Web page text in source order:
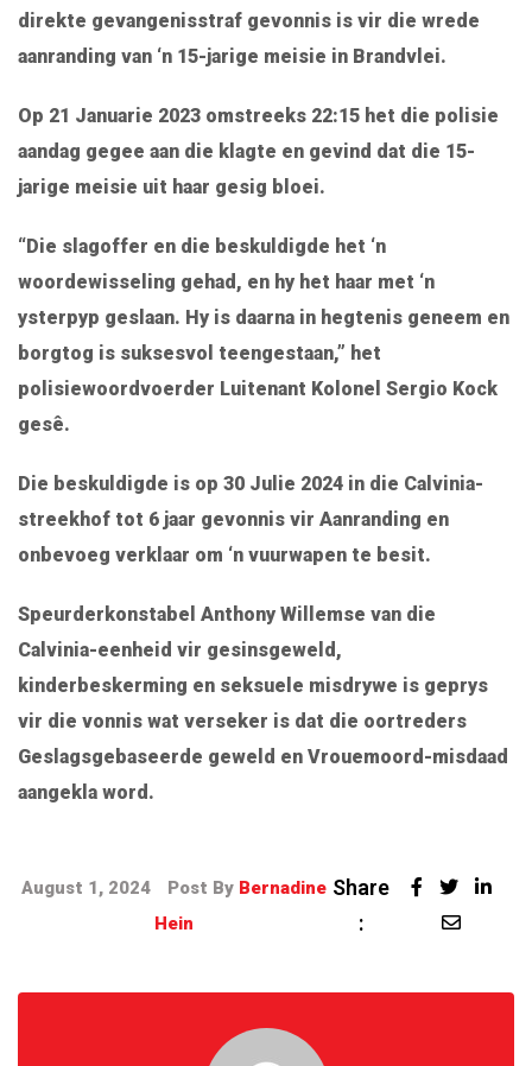
direkte gevangenisstraf gevonnis is vir die wrede
aanranding van ‘n 15-jarige meisie in Brandvlei.
Op 21 Januarie 2023 omstreeks 22:15 het die polisie
aandag gegee aan die klagte en gevind dat die 15-
jarige meisie uit haar gesig bloei.
“Die slagoffer en die beskuldigde het ‘n
woordewisseling gehad, en hy het haar met ‘n
ysterpyp geslaan. Hy is daarna in hegtenis geneem en
borgtog is suksesvol teengestaan,” het
polisiewoordvoerder Luitenant Kolonel Sergio Kock
gesê.
Die beskuldigde is op 30 Julie 2024 in die Calvinia-
streekhof tot 6 jaar gevonnis vir Aanranding en
onbevoeg verklaar om ‘n vuurwapen te besit.
Speurderkonstabel Anthony Willemse van die
Calvinia-eenheid vir gesinsgeweld,
kinderbeskerming en seksuele misdrywe is geprys
vir die vonnis wat verseker is dat die oortreders
Geslagsgebaseerde geweld en Vrouemoord-misdaad
aangekla word.
August 1, 2024 Post By Bernadine
Hein
Share
: